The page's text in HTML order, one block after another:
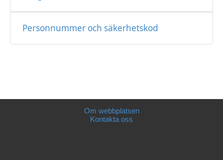
Personnummer och säkerhetskod
Om webbplatsen
Kontakta oss